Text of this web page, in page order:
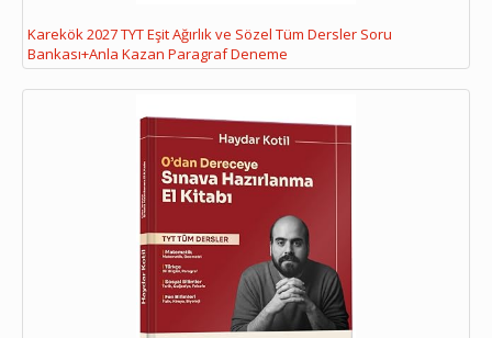
Karekök 2027 TYT Eşit Ağırlık ve Sözel Tüm Dersler Soru
Bankası+Anla Kazan Paragraf Deneme